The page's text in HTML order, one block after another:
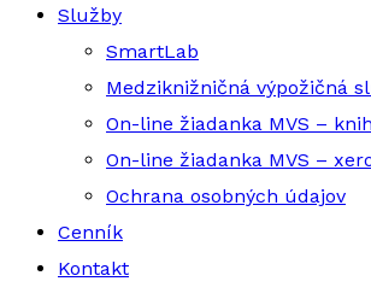
Služby
SmartLab
Medziknižničná výpožičná
On-line žiadanka MVS –
On-line žiadanka MVS –
Ochrana osobných údajov
Cenník
Kontakt